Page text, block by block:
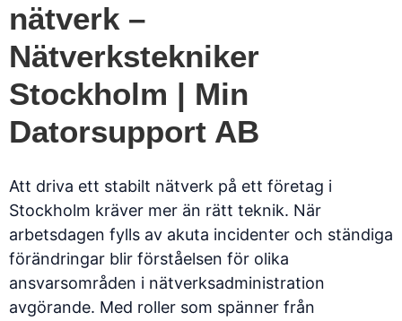
nätverk –
Nätverkstekniker
Stockholm | Min
Datorsupport AB
Att driva ett stabilt nätverk på ett företag i
Stockholm kräver mer än rätt teknik. När
arbetsdagen fylls av akuta incidenter och ständiga
förändringar blir förståelsen för olika
ansvarsområden i nätverksadministration
avgörande. Med roller som spänner från